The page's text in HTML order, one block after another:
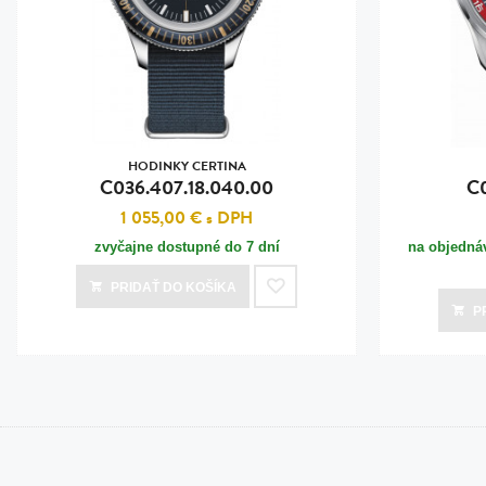
HODINKY CERTINA
C036.407.18.040.00
1 055,00 €s DPH
zvyčajne dostupné do 7 dní
PRIDAŤ DO KOŠÍKA
na